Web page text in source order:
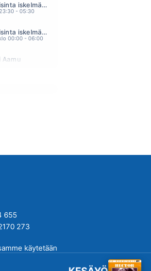
Monipuolisinta iskelmää ja parasta poppia
- 05:30
Monipuolisinta iskelmää ja parasta poppia
00:00 - 06:00
Aamu
655
273
käytetään